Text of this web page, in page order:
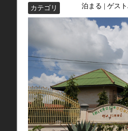
カテゴリ 泊まる | ゲス